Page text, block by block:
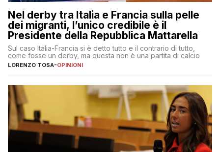
Nel derby tra Italia e Francia sulla pelle
dei migranti, l’unico credibile è il
Presidente della Repubblica Mattarella
Sul caso Italia-Francia si è detto tutto e il contrario di tutto,
come fosse un derby, ma questa non è una partita di calcio
LORENZO TOSA-OPINIONI